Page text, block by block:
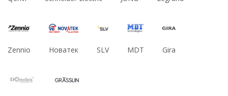
Zennio Новатек SLV MDT Gira